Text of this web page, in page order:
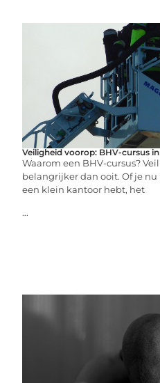
Veiligheid voorop: BHV-cursus
Waarom een BHV-cursus?
belangrijker dan ooit. Of je
een klein kantoor hebt, het
...